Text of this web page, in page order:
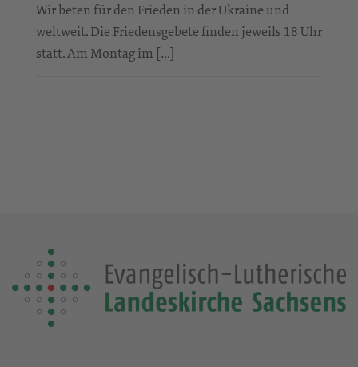
Wir beten für den Frieden in der Ukraine und
weltweit. Die Friedensgebete finden jeweils 18 Uhr
statt. Am Montag im […]